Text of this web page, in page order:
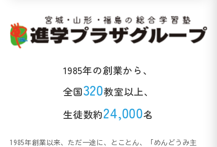
1985年の創業から、
全国320教室以上、
生徒数約24,000名
1985年創業以来、ただ一途に、とことん、「めんどうみ主